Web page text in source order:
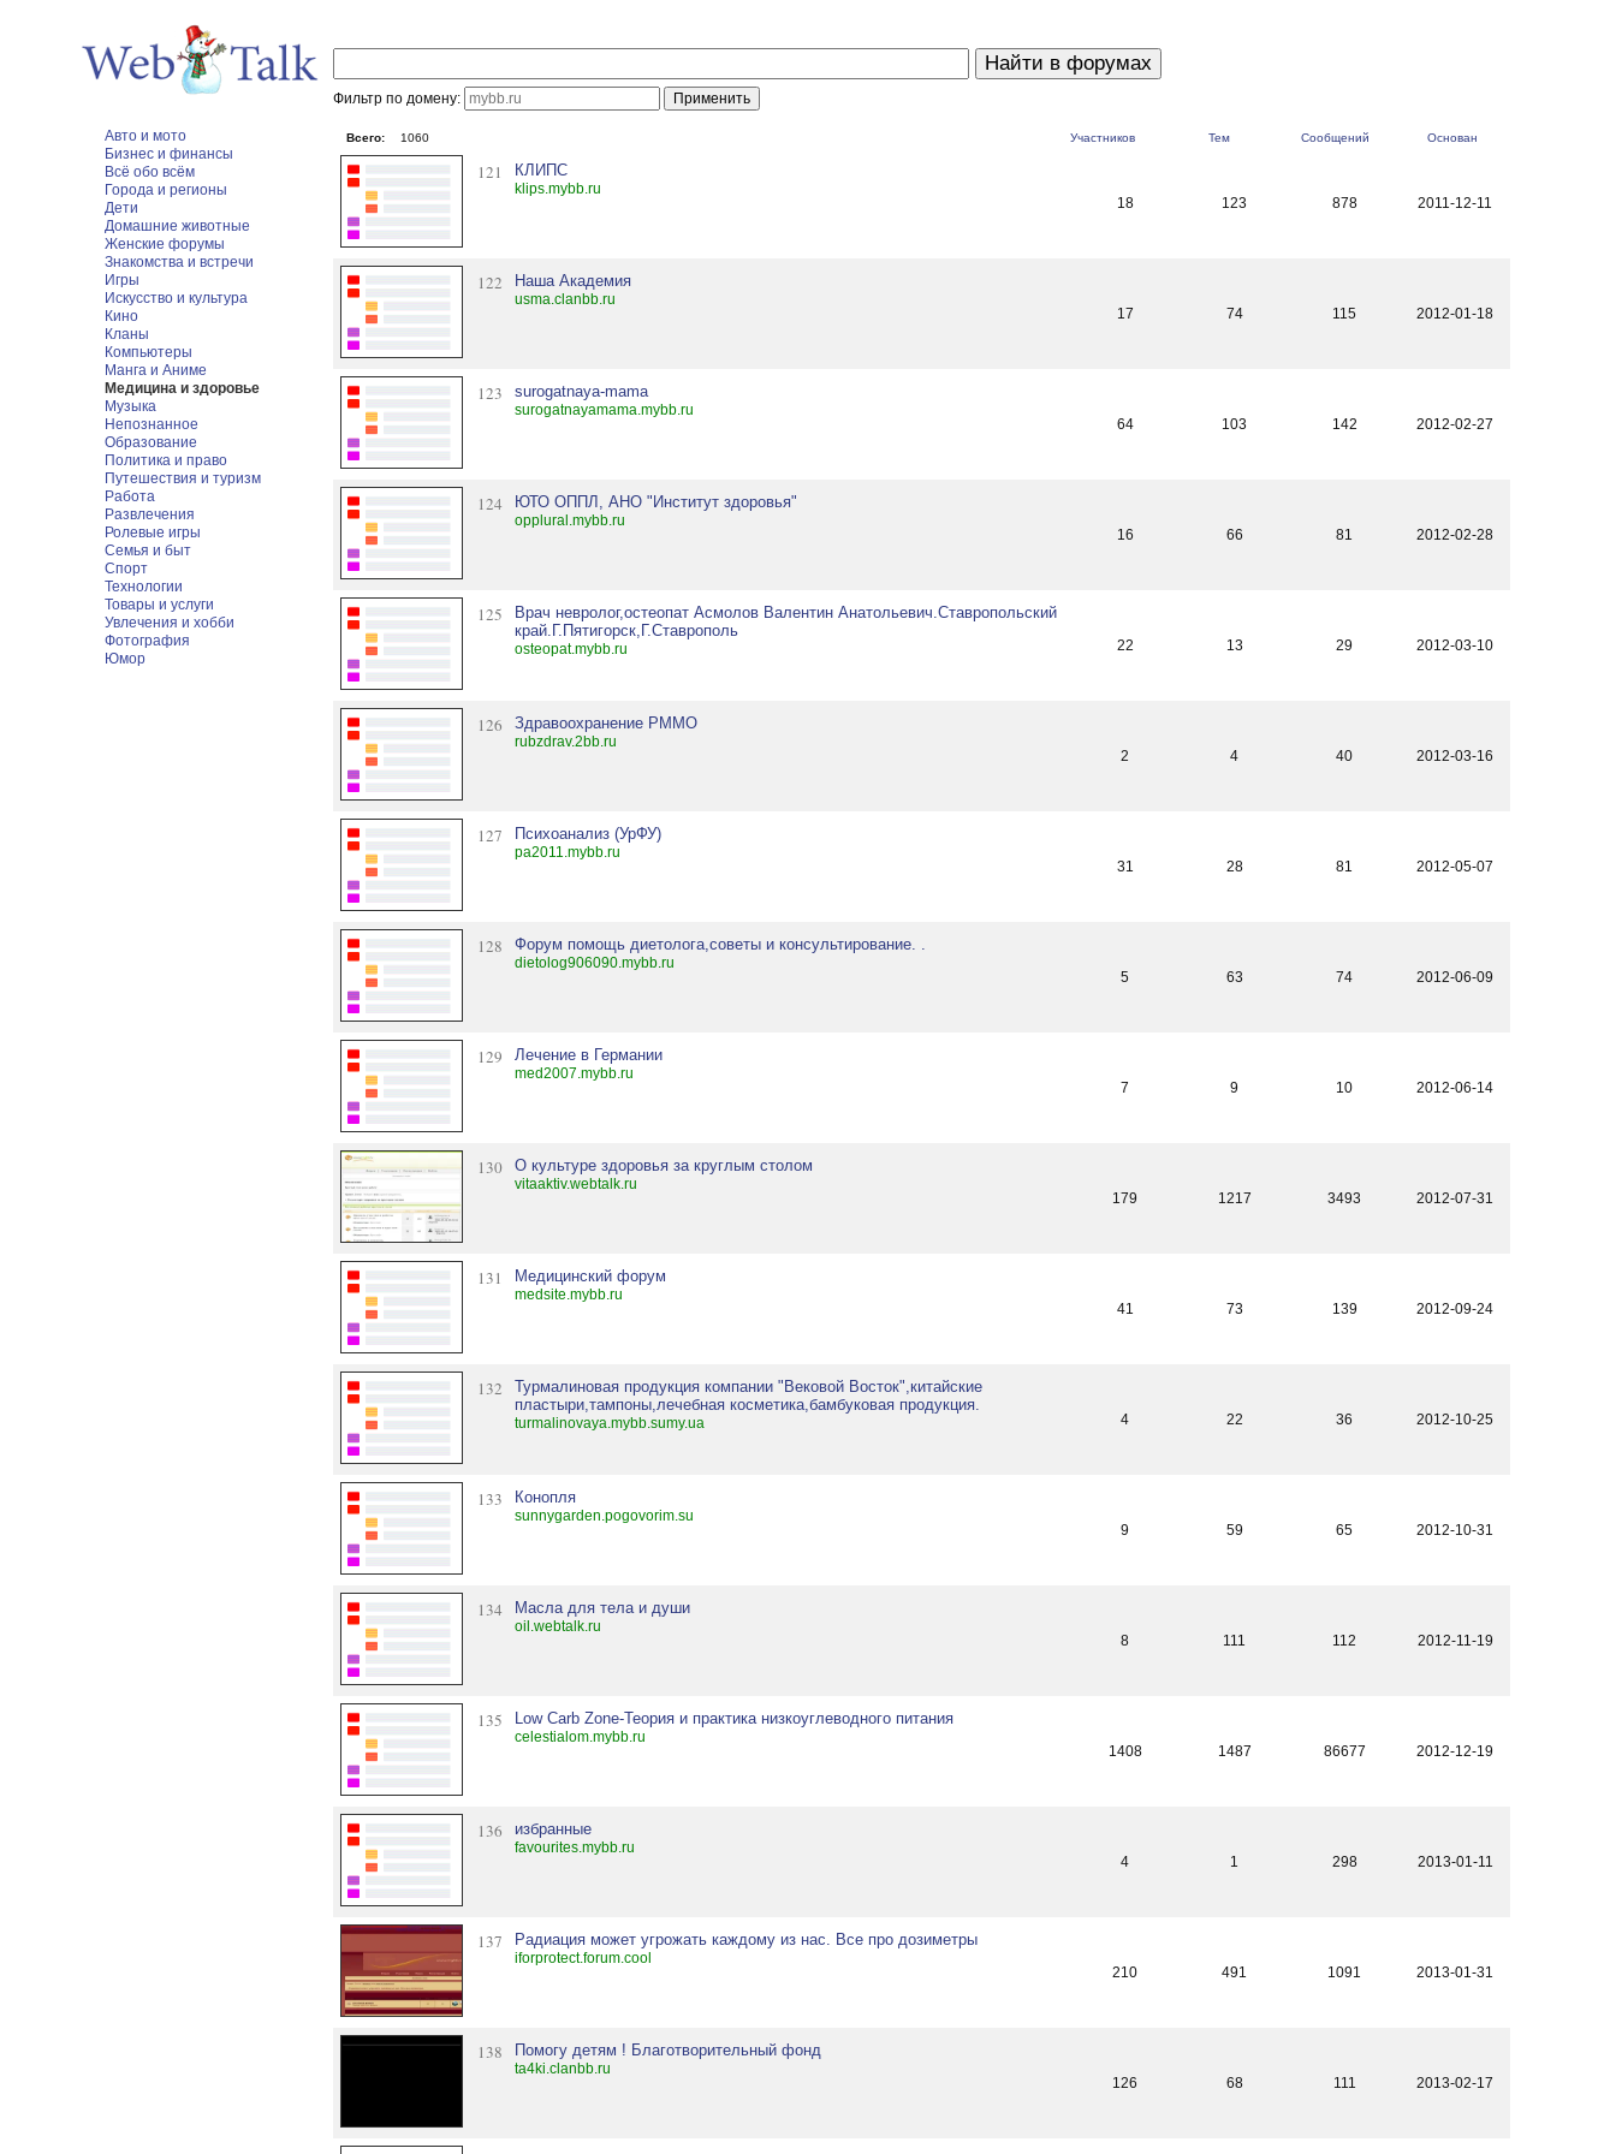
Фильтр по домену:
Авто и мото
Бизнес и финансы
Всё обо всём
Города и регионы
Дети
Домашние животные
Женские форумы
Знакомства и встречи
Игры
Искусство и культура
Кино
Кланы
Компьютеры
Манга и Аниме
Медицина и здоровье
Музыка
Непознанное
Образование
Политика и право
Путешествия и туризм
Работа
Развлечения
Ролевые игры
Семья и быт
Спорт
Технологии
Товары и услуги
Увлечения и хобби
Фотография
Юмор
Всего: 1060 Участников Тем Сообщений Основан
121 КЛИПС
klips.mybb.ru
18
123 878 2011-12-11
122 Наша Академия
usma.clanbb.ru
17
74 115 2012-01-18
123 surogatnaya-mama
surogatnayamama.mybb.ru
64
103 142 2012-02-27
124 ЮТО ОППЛ, АНО "Институт здоровья"
opplural.mybb.ru
16
66 81 2012-02-28
125
Врач невролог,остеопат Асмолов Валентин Анатольевич.Ставропольский
край.Г.Пятигорск,Г.Ставрополь
osteopat.mybb.ru 22 13 29 2012-03-10
126 Здравоохранение РММО
rubzdrav.2bb.ru
2
4 40 2012-03-16
127 Психоанализ (УрФУ)
pa2011.mybb.ru
31
28 81 2012-05-07
128 Форум помощь диетолога,советы и консультирование. .
dietolog906090.mybb.ru
5
63 74 2012-06-09
129 Лечение в Германии
med2007.mybb.ru
7
9 10 2012-06-14
130 О культуре здоровья за круглым столом
vitaaktiv.webtalk.ru
179
1217 3493 2012-07-31
131 Медицинский форум
medsite.mybb.ru
41
73 139 2012-09-24
132
Турмалиновая продукция компании "Вековой Восток",китайские
пластыри,тампоны,лечебная косметика,бамбуковая продукция.
turmalinovaya.mybb.sumy.ua 4 22 36 2012-10-25
133 Конопля
sunnygarden.pogovorim.su
9
59 65 2012-10-31
134 Масла для тела и души
oil.webtalk.ru
8
111 112 2012-11-19
135 Low Carb Zone-Теория и практика низкоуглеводного питания
celestialom.mybb.ru
1408
1487 86677 2012-12-19
136 избранные
favourites.mybb.ru
4
1 298 2013-01-11
137 Радиация может угрожать каждому из нас. Все про дозиметры
iforprotect.forum.cool
210
491 1091 2013-01-31
138 Помогу детям ! Благотворительный фонд
ta4ki.clanbb.ru
126
68 111 2013-02-17